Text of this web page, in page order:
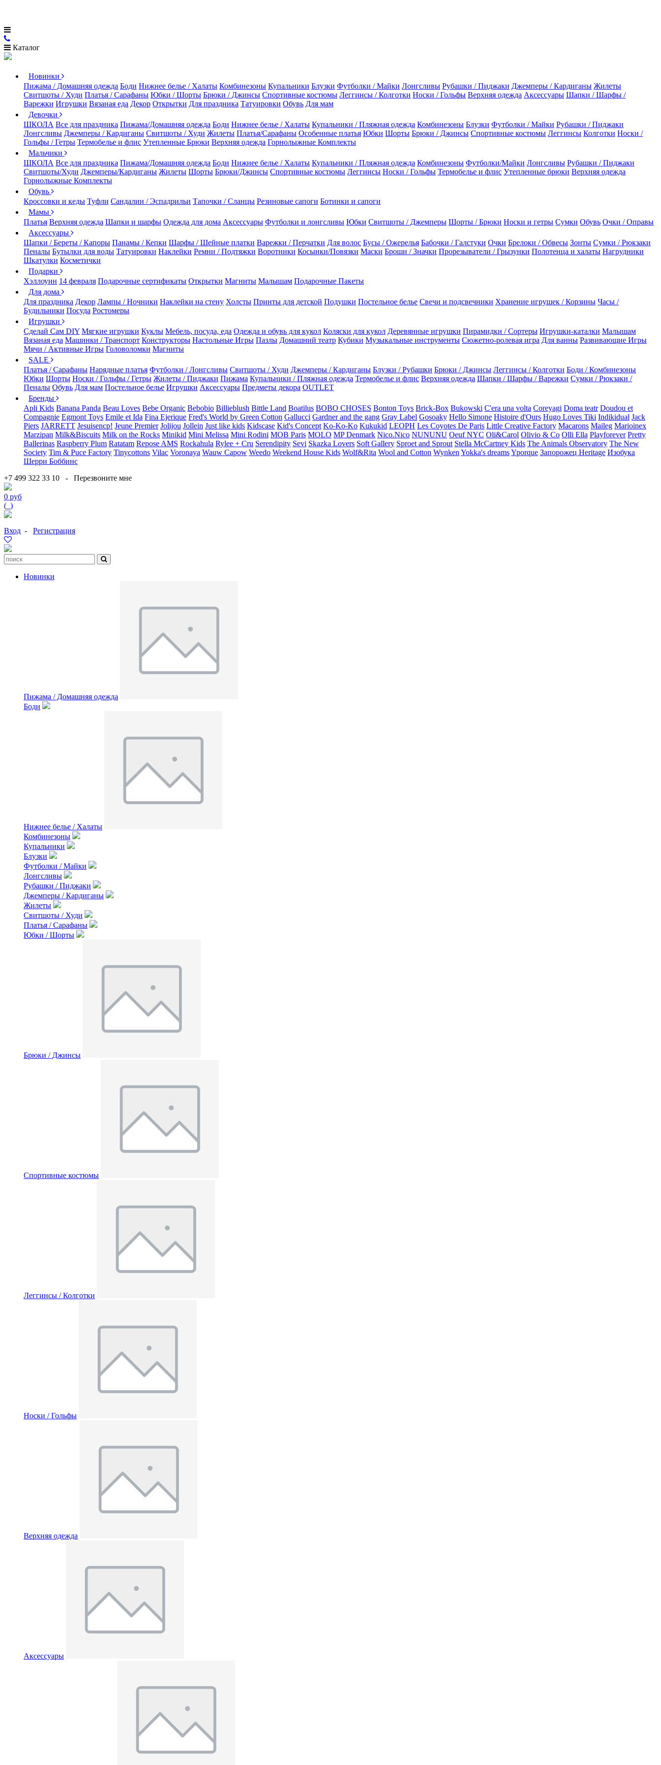
Каталог
Новинки
Пижама / Домашняя одежда Боди Нижнее белье / Халаты Комбинезоны Купальники Блузки Футболки / Майки Лонгсливы Рубашки / Пиджаки Джемперы / Кардиганы Жилеты
Свитшоты / Худи Платья / Сарафаны Юбки / Шорты Брюки / Джинсы Спортивные костюмы Леггинсы / Колготки Носки / Гольфы Верхняя одежда Аксессуары Шапки / Шарфы /
Варежки Игрушки Вязаная еда Декор Открытки Для праздника Татуировки Обувь Для мам
Девочки
ШКОЛА Все для праздника Пижама/Домашняя одежда Боди Нижнее белье / Халаты Купальники / Пляжная одежда Комбинезоны Блузки Футболки / Майки Рубашки / Пиджаки
Лонгсливы Джемперы / Кардиганы Свитшоты / Худи Жилеты Платья/Сарафаны Особенные платья Юбки Шорты Брюки / Джинсы Спортивные костюмы Леггинсы Колготки Носки /
Гольфы / Гетры Термобелье и флис Утепленные Брюки Верхняя одежда Горнолыжные Комплекты
Мальчики
ШКОЛА Все для праздника Пижама/Домашняя одежда Боди Нижнее белье / Халаты Купальники / Пляжная одежда Комбинезоны Футболки/Майки Лонгсливы Рубашки / Пиджаки
Свитшоты/Худи Джемперы/Кардиганы Жилеты Шорты Брюки/Джинсы Спортивные костюмы Леггинсы Носки / Гольфы Термобелье и флис Утепленные брюки Верхняя одежда
Горнолыжные Комплекты
Обувь
Кроссовки и кеды Туфли Сандалии / Эспадрильи Тапочки / Сланцы Резиновые сапоги Ботинки и сапоги
Мамы
Платья Верхняя одежда Шапки и шарфы Одежда для дома Аксессуары Футболки и лонгсливы Юбки Свитшоты / Джемперы Шорты / Брюки Носки и гетры Сумки Обувь Очки / Оправы
Аксессуары
Шапки / Береты / Капоры Панамы / Кепки Шарфы / Шейные платки Варежки / Перчатки Для волос Бусы / Ожерелья Бабочки / Галстуки Очки Брелоки / Обвесы Зонты Сумки / Рюкзаки
Пеналы Бутылки для воды Татуировки Наклейки Ремни / Подтяжки Воротники Косынки/Повязки Маски Броши / Значки Прорезыватели / Грызунки Полотенца и халаты Нагрудники
Шкатулки Косметички
Подарки
Хэллоуин 14 февраля Подарочные сертификаты Открытки Магниты Малышам Подарочные Пакеты
Для дома
Для праздника Декор Лампы / Ночники Наклейки на стену Холсты Принты для детской Подушки Постельное белье Свечи и подсвечники Хранение игрушек / Корзины Часы /
Будильники Посуда Ростомеры
Игрушки
Сделай Сам DIY Мягкие игрушки Куклы Мебель, посуда, еда Одежда и обувь для кукол Коляски для кукол Деревянные игрушки Пирамидки / Сортеры Игрушки-каталки Малышам
Вязаная еда Машинки / Транспорт Конструкторы Настольные Игры Пазлы Домашний театр Кубики Музыкальные инструменты Сюжетно-ролевая игра Для ванны Развивающие Игры
Мячи / Активные Игры Головоломки Магниты
SALE
Платья / Сарафаны Нарядные платья Футболки / Лонгсливы Свитшоты / Худи Джемперы / Кардиганы Блузки / Рубашки Брюки / Джинсы Леггинсы / Колготки Боди / Комбинезоны
Юбки Шорты Носки / Гольфы / Гетры Жилеты / Пиджаки Пижама Купальники / Пляжная одежда Термобелье и флис Верхняя одежда Шапки / Шарфы / Варежки Сумки / Рюкзаки /
Пеналы Обувь Для мам Постельное белье Игрушки Аксессуары Предметы декора OUTLET
Бренды
Apli Kids Banana Panda Beau Loves Bebe Organic Bebobio Billieblush Bittle Land Boatilus BOBO CHOSES Bonton Toys Brick-Box Bukowski C'era una volta Coreyagi Doma teatr Doudou et
Compagnie Egmont Toys Emile et Ida Fina Ejerique Fred's World by Green Cotton Gallucci Gardner and the gang Gray Label Gosoaky Hello Simone Histoire d'Ours Hugo Loves Tiki Indikidual Jack
Piers JARRETT Jesuisencp! Jeune Premier Jolijou Jollein Just like kids Kidscase Kid's Concept Ko-Ko-Ko Kukukid LEOPH Les Coyotes De Paris Little Creative Factory Macarons Maileg Marioinex
Marzipan Milk&Biscuits Milk on the Rocks Minikid Mini Melissa Mini Rodini MOB Paris MOLO MP Denmark Nico.Nico NUNUNU Oeuf NYC Oli&Carol Olivio & Co Olli Ella Playforever Pretty
Ballerinas Raspberry Plum Ratatam Repose AMS Rockahula Rylee + Cru Serendipity Sevi Skazka Lovers Soft Gallery Sproet and Sprout Stella McCartney Kids The Animals Observatory The New
Society Tim & Puce Factory Tinycottons Vilac Voronaya Wauw Capow Weedo Weekend House Kids Wolf&Rita Wool and Cotton Wynken Yokka's dreamsYporque Запорожец Heritage Изобука
Шерри Боббинс
+7 499 322 33 10 - Перезвоните мне
0 руб
( )
Вход - Регистрация
Новинки
Пижама / Домашняя одежда
Боди
Нижнее белье / Халаты
Комбинезоны
Купальники
Блузки
Футболки / Майки
Лонгсливы
Рубашки / Пиджаки
Джемперы / Кардиганы
Жилеты
Свитшоты / Худи
Платья / Сарафаны
Юбки / Шорты
Брюки / Джинсы
Спортивные костюмы
Леггинсы / Колготки
Носки / Гольфы
Верхняя одежда
Аксессуары